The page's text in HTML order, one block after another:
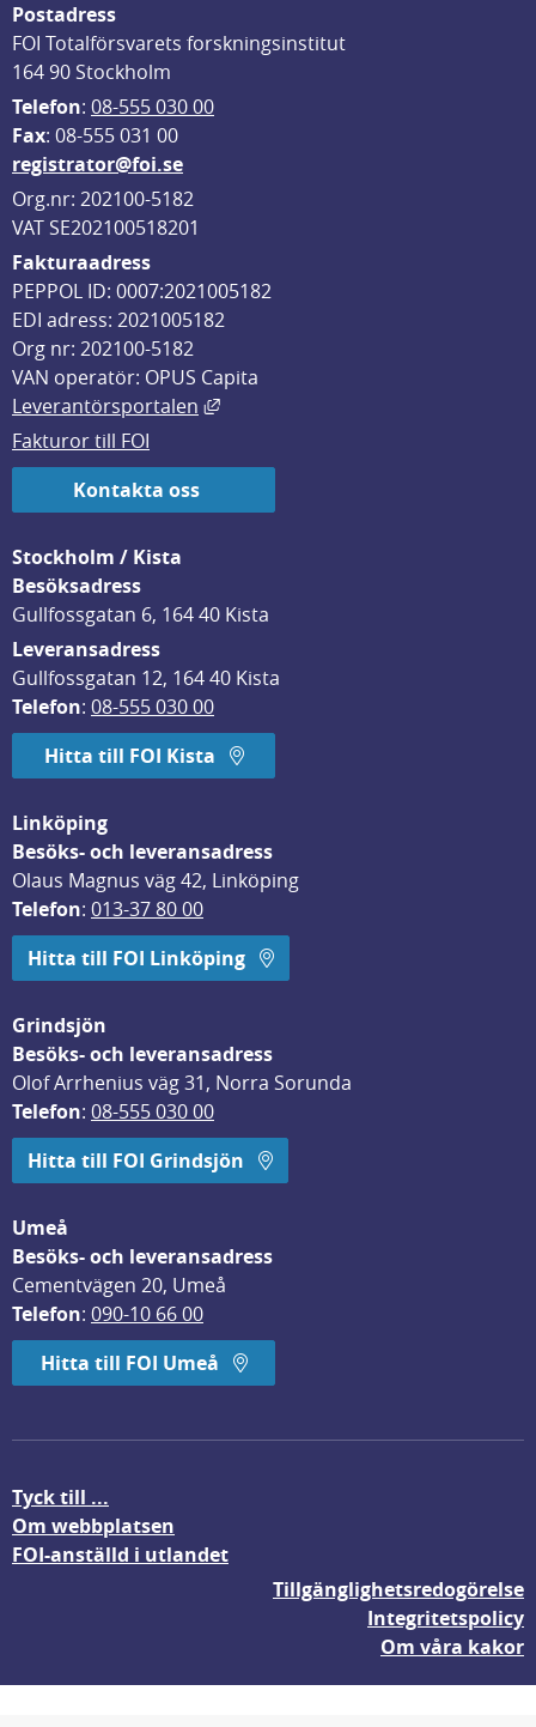
Postadress
FOI Totalförsvarets forskningsinstitut
164 90 Stockholm
Telefon: 08-555 030 00
Fax: 08-555 031 00
registrator@foi.se
Org.nr: 202100-5182
VAT SE202100518201
Fakturaadress
PEPPOL ID: 0007:2021005182
EDI adress: 2021005182
Org nr: 202100-5182
VAN operatör: OPUS Capita
Leverantörsportalen
Länk till annan webbplats, öppnas
Fakturor till FOI
Kontakta oss
Stockholm / Kista
Besöksadress
Gullfossgatan 6, 164 40 Kista
Leveransadress
Gullfossgatan 12, 164 40 Kista
Telefon: 08-555 030 00
Hitta till FOI Kista
Linköping
Besöks- och leveransadress
Olaus Magnus väg 42, Linköping
Telefon: 013-37 80 00
Hitta till FOI Linköping
Grindsjön
Besöks- och leveransadress
Olof Arrhenius väg 31, Norra Sorunda
Telefon: 08-555 030 00
Hitta till FOI Grindsjön
Umeå
Besöks- och leveransadress
Cementvägen 20, Umeå
Telefon: 090-10 66 00
Hitta till FOI Umeå
Tyck till ...
Om webbplatsen
FOI-anställd i utlandet
Tillgänglighetsredogörelse
Integritetspolicy
Om våra kakor